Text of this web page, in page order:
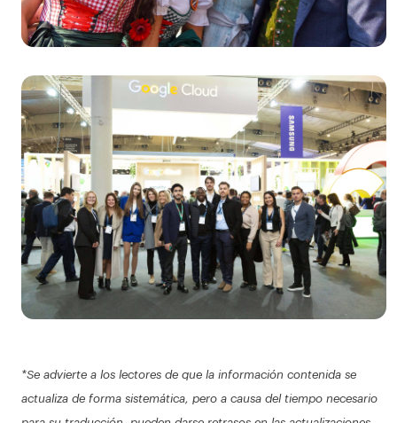
*Se advierte a los lectores de que la información contenida se
actualiza de forma sistemática, pero a causa del tiempo necesario